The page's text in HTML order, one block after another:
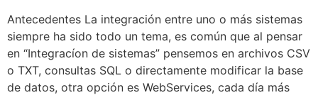
Antecedentes La integración entre uno o más sistemas
siempre ha sido todo un tema, es común que al pensar
en “Integracíon de sistemas” pensemos en archivos CSV
o TXT, consultas SQL o directamente modificar la base
de datos, otra opción es WebServices, cada día más